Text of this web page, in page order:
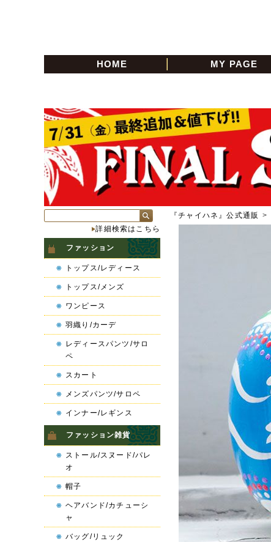
HOME MY PAGE
『チャイハネ』公式通販 >
詳細検索はこちら
ファッション
トップス/レディース
トップス/メンズ
ワンピース
羽織り/カーデ
レディースパンツ/サロ
ペ
スカート
メンズパンツ/サロペ
インナー/レギンス
ファッション雑貨
ストール/スヌード/パレ
オ
帽子
ヘアバンド/カチューシ
ャ
バッグ/リュック